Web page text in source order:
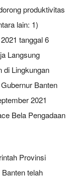
produktivitas
lain: 1)
tanggal 6
Langsung
di Lingkungan
Banten
2021
Bela Pengadaan
Provinsi
telah